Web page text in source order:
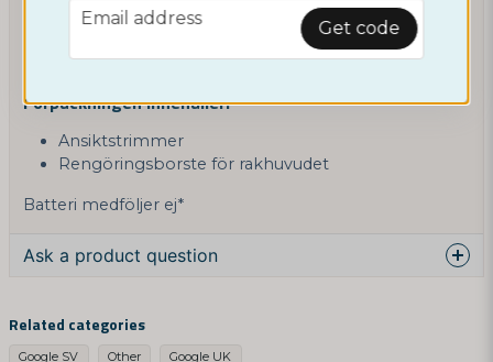
torr hud och gör små cirkulerande rörelser. Obs!
Rakhuvudet kan bli varmt vid längre användning, vilket
är normalt.
Förpackningen innehåller:
Ansiktstrimmer
Rengöringsborste för rakhuvudet
Batteri medföljer ej*
Ask a product question
Related categories
Google SV Other Google UK
email
Email address Get code